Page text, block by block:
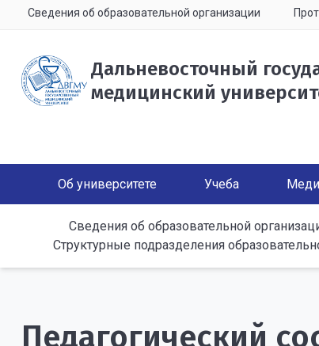
Сведения об образовательной организации
Дальневосточный
медицинский
Об университете Учеба
Сведения об образовательной
Структурные подразделения
Педагогический